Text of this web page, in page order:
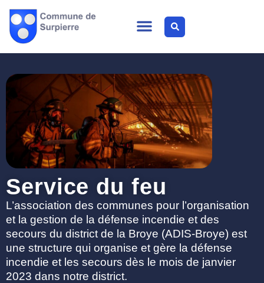
Service du feu
L’association des communes pour l’organisation
et la gestion de la défense incendie et des
secours du district de la Broye (ADIS-Broye) est
une structure qui organise et gère la défense
incendie et les secours dès le mois de janvier
2023 dans notre district.